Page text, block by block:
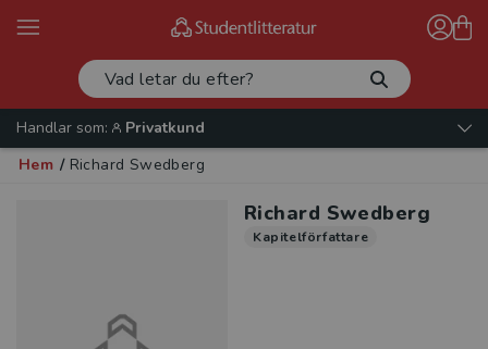
Handlar som:
Privatkund
Hem / Richard Swedberg
Richard Swedberg
Kapitelförfattare